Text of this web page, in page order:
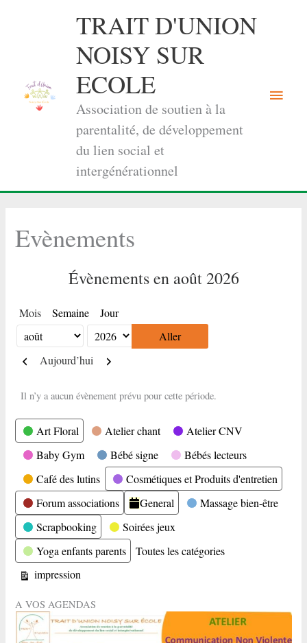
TRAIT D'UNION
NOISY SUR
ECOLE
Association de soutien à la
parentalité, de développement
du lien social et
intergénérationnel
Menu
Evènements
Évènements en août 2026
Mois Semaine Jour
Mois
Année
Précédent
Aujourd’hui Suivant
Il n’y a aucun évènement prévu pour cette période.
Catégories
Art Floral Atelier chant
Atelier CNV
Baby Gym
Bébé signe
Bébés lecteurs
Café des lutins
Cosmétiques et Produits d'entretien
Forum associations
General
Massage bien-être
Scrapbooking
Soirées jeux
Yoga enfants parents
Toutes les catégories
Vue
impression
A VOS AGENDAS